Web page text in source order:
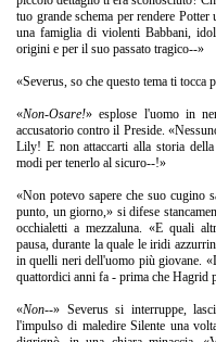
tuo grande schema per rendere Potter
una famiglia di violenti Babbani,
origini e per il suo passato tragico--»
«Severus, so che questo tema ti tocca
«Non-Osare!» esplose l'uomo in
accusatorio contro il Preside.
Lily! E non attaccarti alla storia
modi per tenerlo al sicuro--!»
«Non potevo sapere che suo cugino
punto, un giorno,» si difese
occhialetti a mezzaluna. «E quali
pausa, durante la quale le iridi
in quelli neri dell'uomo più giovane.
quattordici anni fa - prima che Hagrid
«Non--» Severus si interruppe,
l'impulso di maledire Silente una